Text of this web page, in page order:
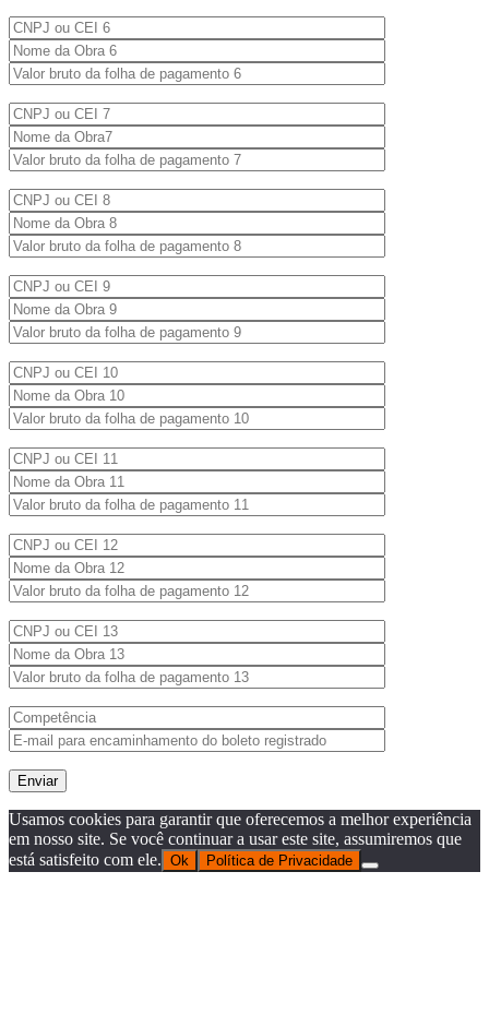
Usamos cookies para garantir que oferecemos a melhor experiência
em nosso site. Se você continuar a usar este site, assumiremos que
está satisfeito com ele. Ok Política de Privacidade